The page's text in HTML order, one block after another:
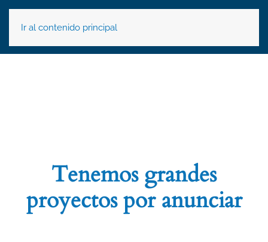
Ir al contenido principal
Tenemos grandes
proyectos por anunciar